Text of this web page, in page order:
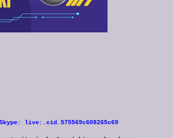
Skype: live:.cid.575569c608265c69